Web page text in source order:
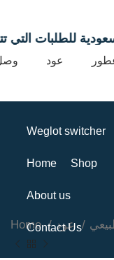
للطلبات التي
عود
Weglot switcher
Home Shop
About us
Contact Us
Home عود